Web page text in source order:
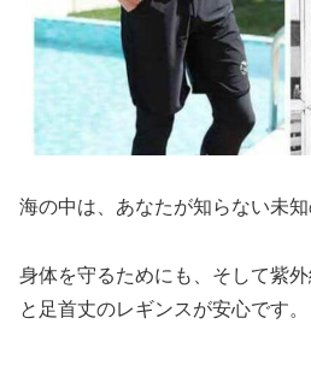
海の中は、あなたが知らない未知
身体を守るためにも、そして紫
と足首丈のレギンスが安心です。